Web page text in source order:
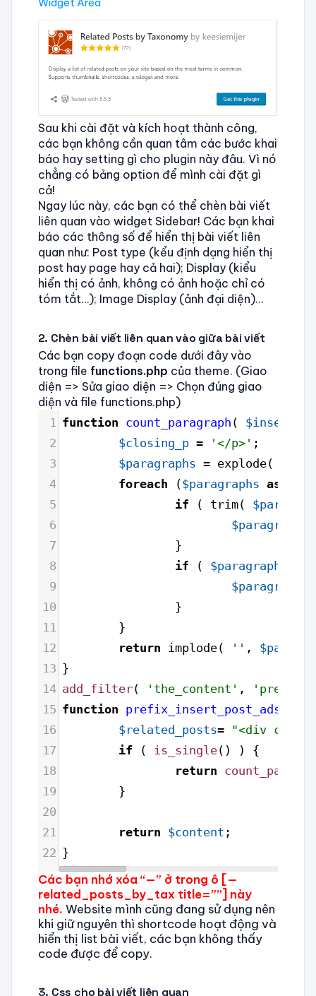
Sau khi cài đặt và kích hoạt thành công,
các bạn không cần quan tâm các bước khai
báo hay setting gì cho plugin này đâu. Vì nó
chẳng có bảng option để mình cài đặt gì
cả!
Ngay lúc này, các bạn có thể chèn bài viết
liên quan vào widget Sidebar! Các bạn khai
báo các thông số để hiển thị bài viết liên
quan như: Post type (kểu định dạng hiển thị
post hay page hay cả hai); Display (kiểu
hiển thị có ảnh, không có ảnh hoặc chỉ có
tóm tắt…); Image Display (ảnh đại diện)…
2. Chèn bài viết liên quan vào giữa bài viết
Các bạn copy đoạn code dưới đây vào
trong file functions.php của theme. (Giao
diện => Sửa giao diện => Chọn đúng giao
diện và file functions.php)
1 function count_paragraph ( $insertion
2
$closing_p = '</p>' ;
3
$paragraphs = explode(
4
foreach ($paragraphs as
5
if ( trim(
6
$paragraphs
7
                }
8
if ( $paragraph_id
9
$paragraphs
10
                }
11
        }
12
return implode( '' ,
13 }
14 add_filter( 'the_content' ,
15 function prefix_insert_post_ads
16
$related_posts=
"<div
17
if ( is_single() ) {
18
return
19
        }
20
21
return $content ;
22 }
Các bạn nhớ xóa “—” ở trong ô [—
related_posts_by_tax title=””] này
nhé. Website mình cũng đang sử dụng nên
khi giữ nguyên thì shortcode hoạt động và
hiển thị list bài viết, các bạn không thấy
code được để copy.
3. Css cho bài viết liên quan